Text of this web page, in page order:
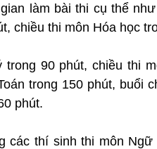
làm bài thi cụ thể
chiều thi môn Hóa học
90 phút, chiều thi
trong 150 phút, buổi
phút.
các thí sinh thi môn Ngữ